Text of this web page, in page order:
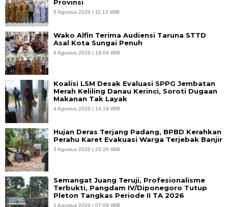
Provinsi
5 Agustus 2026 | 11:12 WIB
Wako Alfin Terima Audiensi Taruna STTD
Asal Kota Sungai Penuh
4 Agustus 2026 | 19:04 WIB
Koalisi LSM Desak Evaluasi SPPG Jembatan
Merah Keliling Danau Kerinci, Soroti Dugaan
Makanan Tak Layak
4 Agustus 2026 | 14:19 WIB
Hujan Deras Terjang Padang, BPBD Kerahkan
Perahu Karet Evakuasi Warga Terjebak Banjir
3 Agustus 2026 | 20:26 WIB
Semangat Juang Teruji, Profesionalisme
Terbukti, Pangdam IV/Diponegoro Tutup
Pleton Tangkas Periode II TA 2026
1 Agustus 2026 | 07:09 WIB